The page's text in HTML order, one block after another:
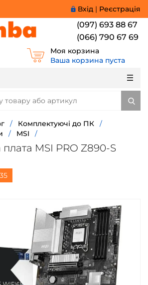
Вхід | Реєстрація
(097) 693 88 67
(066) 790 67 69
Моя корзина
Ваша корзина пуста
/ Комплектуючі до ПК
/
/ MSI /
MSI PRO Z890-S